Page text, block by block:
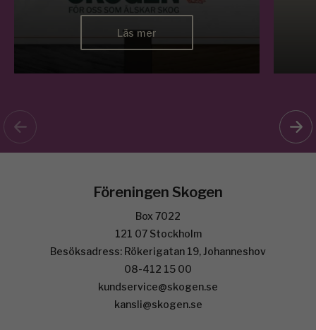
Läs mer
Föreningen Skogen
Box 7022
121 07 Stockholm
Besöksadress: Rökerigatan 19, Johanneshov
08-412 15 00
kundservice@skogen.se
kansli@skogen.se